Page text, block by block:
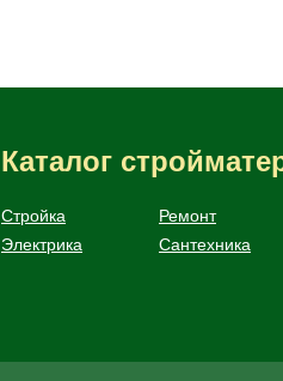
Каталог
Стройка Ремонт
Электрика
Сантехника